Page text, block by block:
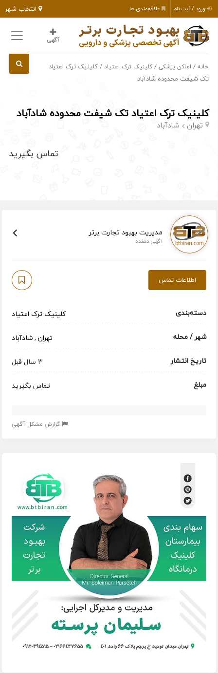
انتخاب شهر ورود / ثبت نام علاقه‌مندی ها
آگهی
خانه / اماکن پزشکی /کلینیک ترک اعتیاد / کلینیک ترک اعتیاد
تک شیفت محدوده شادآباد
کلینیک ترک اعتیاد تک شیفت محدوده شادآباد
تهران شادآباد
تماس بگیرید
مدیریت بهبود تجارت برتر
آگهی دهنده
اطلاعات تماس
دسته‌بندی
کلینیک ترک اعتیاد
شهر / محله
تهران,شادآباد
تاریخ انتشار
3 سال قبل
مبلغ
تماس بگیرید
گزارش مشکل آگهی